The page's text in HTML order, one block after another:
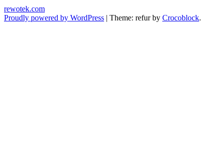
rewotek.com
Proudly powered by WordPress | Theme: refur by Crocoblock.